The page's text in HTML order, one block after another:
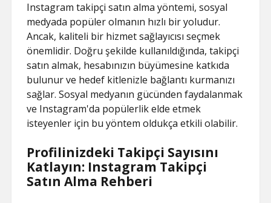
Instagram takipçi satın alma yöntemi, sosyal
medyada popüler olmanın hızlı bir yoludur.
Ancak, kaliteli bir hizmet sağlayıcısı seçmek
önemlidir. Doğru şekilde kullanıldığında, takipçi
satın almak, hesabınızın büyümesine katkıda
bulunur ve hedef kitlenizle bağlantı kurmanızı
sağlar. Sosyal medyanın gücünden faydalanmak
ve Instagram'da popülerlik elde etmek
isteyenler için bu yöntem oldukça etkili olabilir.
Profilinizdeki Takipçi Sayısını
Katlayın: Instagram Takipçi
Satın Alma Rehberi